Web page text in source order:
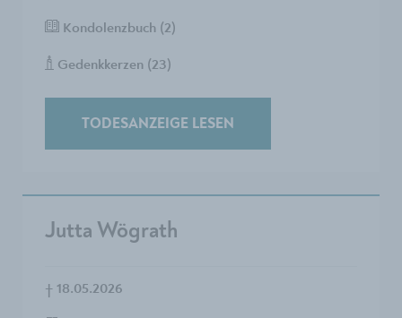
Kondolenzbuch (2)
Gedenkkerzen (23)
TODESANZEIGE LESEN
Jutta Wögrath
† 18.05.2026